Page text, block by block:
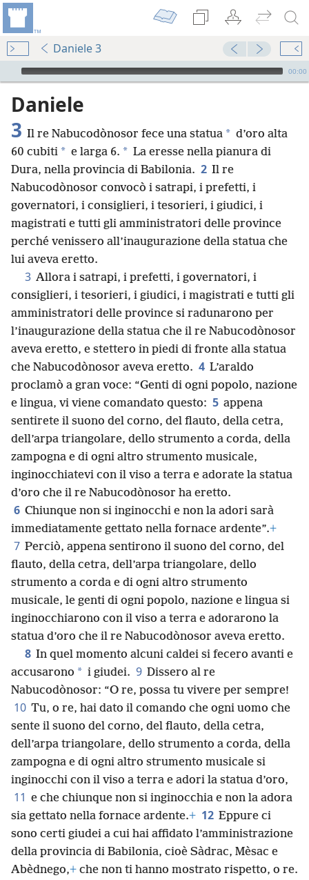
Daniele 3
Audio Player
00:00
Daniele
3 Il re Nabucodònosor fece una statua * d’oro alta
60 cubiti * e larga 6. * La eresse nella pianura di
Dura, nella provincia di Babilonia. 2 Il re
Nabucodònosor convocò i satrapi, i prefetti, i
governatori, i consiglieri, i tesorieri, i giudici, i
magistrati e tutti gli amministratori delle province
perché venissero all’inaugurazione della statua che
lui aveva eretto.
3 Allora i satrapi, i prefetti, i governatori, i
consiglieri, i tesorieri, i giudici, i magistrati e tutti gli
amministratori delle province si radunarono per
l’inaugurazione della statua che il re Nabucodònosor
aveva eretto, e stettero in piedi di fronte alla statua
che Nabucodònosor aveva eretto. 4 L’araldo
proclamò a gran voce: “Genti di ogni popolo, nazione
e lingua, vi viene comandato questo: 5 appena
sentirete il suono del corno, del flauto, della cetra,
dell’arpa triangolare, dello strumento a corda, della
zampogna e di ogni altro strumento musicale,
inginocchiatevi con il viso a terra e adorate la statua
d’oro che il re Nabucodònosor ha eretto.
6 Chiunque non si inginocchi e non la adori sarà
immediatamente gettato nella fornace ardente”.+
7 Perciò, appena sentirono il suono del corno, del
flauto, della cetra, dell’arpa triangolare, dello
strumento a corda e di ogni altro strumento
musicale, le genti di ogni popolo, nazione e lingua si
inginocchiarono con il viso a terra e adorarono la
statua d’oro che il re Nabucodònosor aveva eretto.
8 In quel momento alcuni caldei si fecero avanti e
accusarono * i giudei. 9 Dissero al re
Nabucodònosor: “O re, possa tu vivere per sempre!
10 Tu, o re, hai dato il comando che ogni uomo che
sente il suono del corno, del flauto, della cetra,
dell’arpa triangolare, dello strumento a corda, della
zampogna e di ogni altro strumento musicale si
inginocchi con il viso a terra e adori la statua d’oro,
11 e che chiunque non si inginocchia e non la adora
sia gettato nella fornace ardente.+ 12 Eppure ci
sono certi giudei a cui hai affidato l’amministrazione
della provincia di Babilonia, cioè Sàdrac, Mèsac e
Abèdnego,+ che non ti hanno mostrato rispetto, o re.